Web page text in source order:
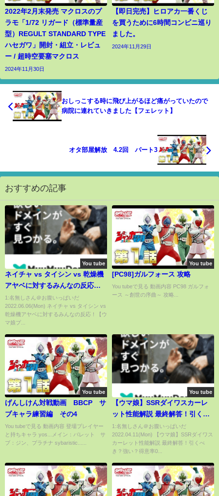
2022年2月末発売 マクロスのプ
ラモ「1/72 リガード（標準量産
型）REGULT STANDARD TYPE
ハセガワ」開封・組立・レビュ
ー / 超時空要塞マクロス
2024年11月30日
【即日完売】ヒロアカ一番くじ
を買うために6時間コンビニ巡り
ました。
2024年11月29日
おしっこする時に飛び上がるほど痛がっていたので
病院に連れていきました【フェレット】
オタ部屋解放 4.2回 パート3
おすすめの記事
You tube
ネイチャ vs タイシン vs 乾燥機
アヤベに対するみんなの反応！
【ウマ娘プリティーダービー】
1:名無しさん＠お腹いっぱいだ
2022.06.06(Mon) ネイチャ vs タイシン vs
乾燥機アヤベに対するみんなの反応！【ウ
マ娘プ...
You tube
[PC98]ガルフォース 攻略
You tubeで見る 動画内容 PC98 ガルフォ
ース ～創世の序曲～ 攻略...
You tube
げんしけん対戦動画 BBCP サ
ブキャラ練習編 その4
You tubeで見る 動画内容 登場プレイヤー
と持ちキャラ yos...メイン：バレット サ
ブ：ジン、プラチナ sybaristic......
You tube
【ウマ娘】SSRダイワスカーレ
ット性能解説 最終解答！引くべ
き？強い？得意率0 パワー/SRス
イープトウショウ/賢さ/鍔迫り合
い/真っ向勝負/練習性能etc【ウ
フラワー】
1:名無しさん＠お腹いっぱいだ
2022.04.11(Mon) 【ウマ娘】SSRダイワス
カーレット性能解説 最終解答！引くべ
き？強い？得意率0...